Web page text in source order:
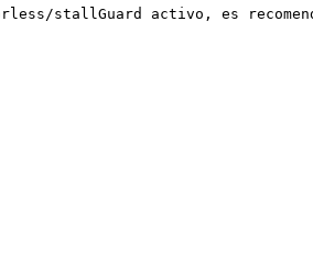
stallGuard activo, es